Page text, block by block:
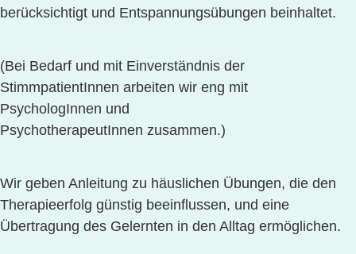
berücksichtigt und Entspannungsübungen beinhaltet.
(Bei Bedarf und mit Einverständnis der
StimmpatientInnen arbeiten wir eng mit
PsychologInnen und
PsychotherapeutInnen zusammen.)
Wir geben Anleitung zu häuslichen Übungen, die den
Therapieerfolg günstig beeinflussen, und eine
Übertragung des Gelernten in den Alltag ermöglichen.